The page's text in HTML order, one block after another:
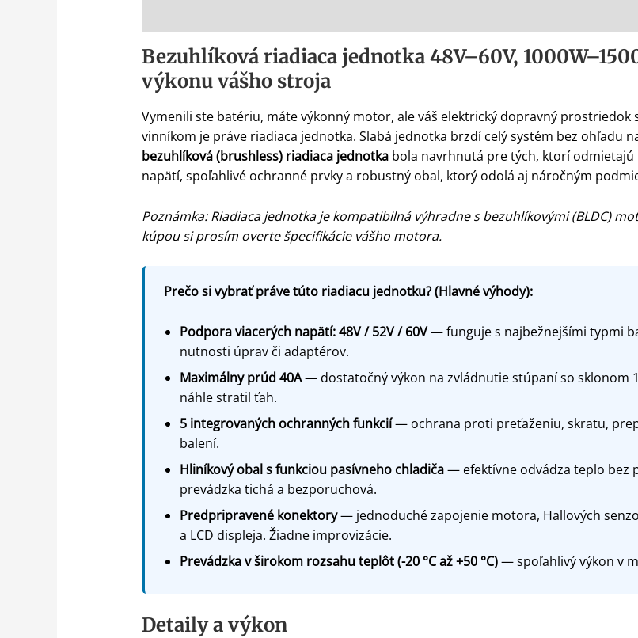
Bezuhlíková riadiaca jednotka 48V–60V,
výkonu vášho stroja
Vymenili ste batériu, máte výkonný motor, ale váš elektrický dopravný prostriedok
vinníkom je práve riadiaca jednotka. Slabá jednotka brzdí celý systém bez ohľadu
bezuhlíková (brushless) riadiaca jednotkabola navrhnutá pre tých, ktorí
napätí, spoľahlivé ochranné prvky a robustný obal, ktorý odolá aj náročným
Poznámka: Riadiaca jednotka je kompatibilná výhradne s bezuhlíkovými (BLDC)
kúpou si prosím overte špecifikácie vášho motora.
Prečo si vybrať práve túto riadiacu jednotku? (Hlavné výhody):
Podpora viacerých napätí: 48V / 52V / 60V— funguje s najbežnejšími typmi
nutnosti úprav či adaptérov.
Maximálny prúd 40A— dostatočný výkon na zvládnutie stúpaní so sklonom
náhle stratil ťah.
5 integrovaných ochranných funkcií— ochrana proti preťaženiu, skratu,
balení.
Hliníkový obal s funkciou pasívneho chladiča— efektívne odvádza teplo bez
prevádzka tichá a bezporuchová.
Predpripravené konektory— jednoduché zapojenie motora, Hallových
a LCD displeja. Žiadne improvizácie.
Prevádzka v širokom rozsahu teplôt (-20 °C až +50 °C)— spoľahlivý výkon v
Detaily a výkon